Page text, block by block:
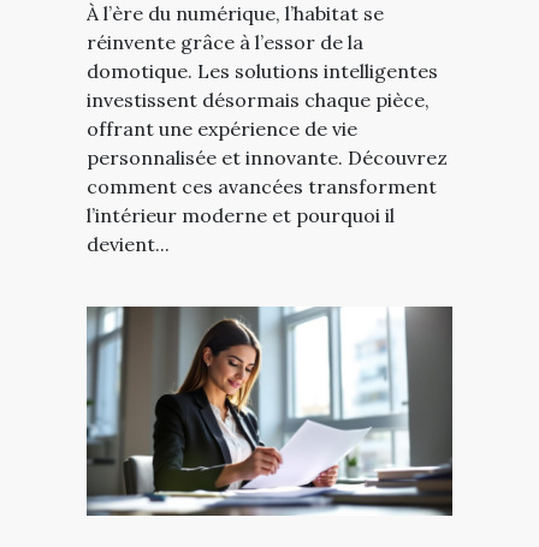
À l’ère du numérique, l’habitat se
réinvente grâce à l’essor de la
domotique. Les solutions intelligentes
investissent désormais chaque pièce,
offrant une expérience de vie
personnalisée et innovante. Découvrez
comment ces avancées transforment
l’intérieur moderne et pourquoi il
devient...